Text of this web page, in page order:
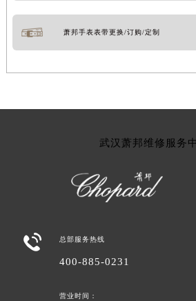
萧邦手表表带更换/订购/定制
武汉萧邦维修服务
 总部服务热线
400-885-0231
营业时间：